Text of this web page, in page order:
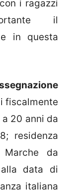
i ragazzi
il
in questa
fiscalmente
20 anni da
residenza
da
data di
italiana